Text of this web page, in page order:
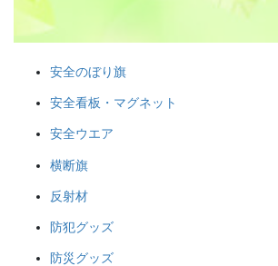
安全のぼり旗
安全看板・マグネット
安全ウエア
横断旗
反射材
防犯グッズ
防災グッズ
り」、「手取火まつり」、「鳥越一向一揆まつ
舞」、白峰「雪だるままつり」
◆海までを有し、地域独自の風習や伝統が混在
ほうらいまつり」や「美川おかえり祭り」等